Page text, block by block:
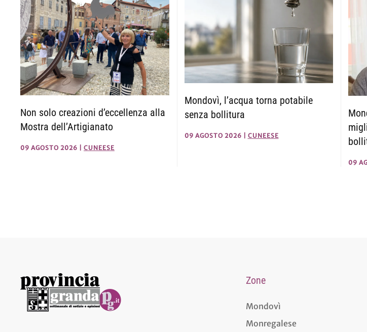
Non solo creazioni d’eccellenza alla
Mostra dell’Artigianato
09 AGOSTO 2026 CUNEESE
Mondovì, l’acqua torna potabile
senza bollitura
09 AGOSTO 2026 CUNEESE
09
Zone
Mondovì
Monregalese